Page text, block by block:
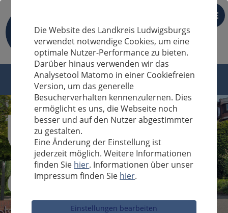
DE
Sucheingabe
Die Website des Landkreis Ludwigsburgs
verwendet notwendige Cookies, um eine
optimale Nutzer-Performance zu bieten.
Darüber hinaus verwenden wir das
Analysetool Matomo in einer Cookiefreien
Version, um das generelle
Besucherverhalten kennenzulernen. Dies
ermöglicht es uns, die Webseite noch
besser und auf den Nutzer abgestimmter
zu gestalten.
Eine Änderung der Einstellung ist
jederzeit möglich. Weitere Informationen
finden Sie hier. Informationen über unser
Impressum finden Sie hier.
Einstellungen bearbeiten